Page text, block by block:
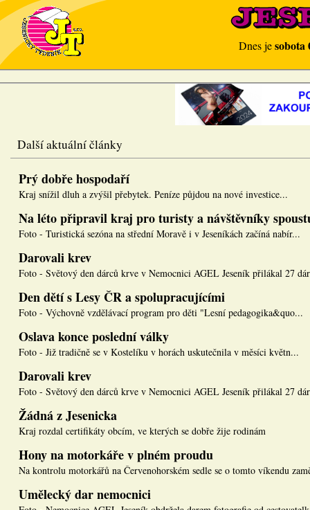
Dnes jesobota
Další aktuální články
Prý dobře hospodaří
Kraj snížil dluh a zvýšil přebytek. Peníze půjdou na nové investice...
Na léto připravil kraj pro turisty a návštěvníky
Foto - Turistická sezóna na střední Moravě i v Jeseníkách začíná nabír...
Darovali krev
Foto - Světový den dárců krve v Nemocnici AGEL Jeseník přilákal 27
Den dětí s Lesy ČR a spolupracujícími
Foto - Výchovně vzdělávací program pro děti "Lesní pedagogika&quo...
Oslava konce poslední války
Foto - Již tradičně se v Kostelíku v horách uskutečnila v měsíci květn...
Darovali krev
Foto - Světový den dárců krve v Nemocnici AGEL Jeseník přilákal 27
Žádná z Jesenicka
Kraj rozdal certifikáty obcím, ve kterých se dobře žije rodinám
Hony na motorkáře v plném proudu
Na kontrolu motorkářů na Červenohorském sedle se o tomto víkendu
Umělecký dar nemocnici